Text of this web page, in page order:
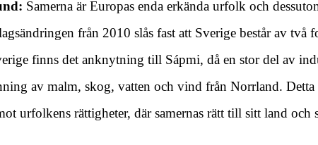
Samerna är Europas enda erkända urfolk och
från 2010 slås fast att Sverige består av två
finns det anknytning till Sápmi, då en stor del av
av malm, skog, vatten och vind från Norrland. Detta
urfolkens rättigheter, där samernas rätt till sitt land och